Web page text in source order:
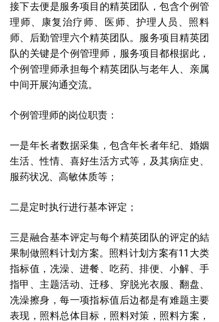
接下去便是服务项目的精英团队，包含个例管
理师、康复治疗师、医师、护理人员、照料
师、后勤管理六个精英团队。服务项目精英团
队的关键是个例管理师，服务项目都根据此，
个例管理师承担每个精英团队与老年人、亲属
中间开展沟通交流。
个例管理师的岗位职责：
一是年长者数据采集，包含年长者年纪、婚姻
生活、性情、喜好生活方式等，及其病症史、
服药状况、高敏体质等；
二是定时执行进行基本评定；
三是融合基本评定与每个精英团队的评定的結
果制做照料计划方案。照料计划方案有11大类
指标值，冼澡、进餐、吃药、排便、小解、手
指甲、主题活动、迁移、穿脱光衣服、翻盘、
冼澡擦身，每一项指标值后边都是有难题主要
表现，照料总体目标，照料对策，照料方案，